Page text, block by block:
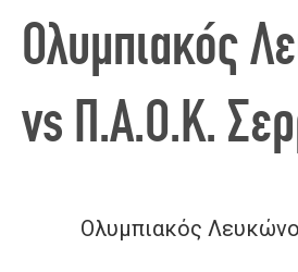
Ολυμπιακός
vs Π.Α.Ο.Κ.
Ολυμπιακός